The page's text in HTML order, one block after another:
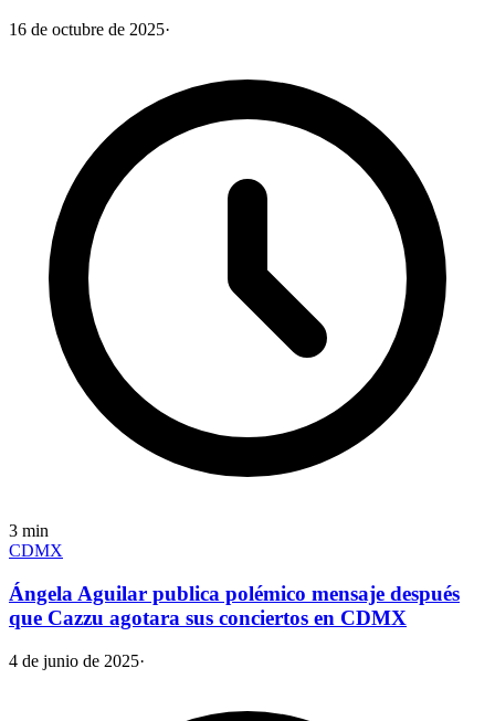
16 de octubre de 2025·
3 min
CDMX
Ángela Aguilar publica polémico mensaje después
que Cazzu agotara sus conciertos en CDMX
4 de junio de 2025·